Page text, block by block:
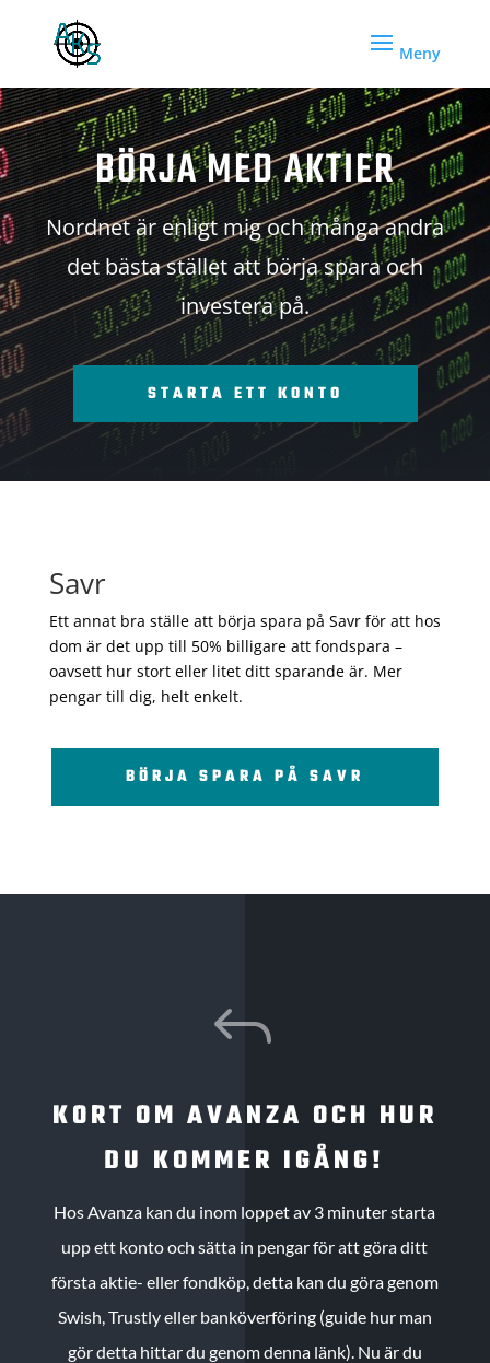
BÖRJA MED AKTIER
Nordnet är enligt mig och många andra
det bästa stället att börja spara och
investera på.
STARTA ETT KONTO
Savr
Ett annat bra ställe att börja spara på Savr för att hos
dom är det upp till 50% billigare att fondspara –
oavsett hur stort eller litet ditt sparande är. Mer
pengar till dig, helt enkelt.
BÖRJA SPARA PÅ SAVR
J
KORT OM AVANZA OCH HUR
DU KOMMER IGÅNG!
Hos Avanza kan du inom loppet av 3 minuter starta
upp ett konto och sätta in pengar för att göra ditt
första aktie- eller fondköp, detta kan du göra genom
Swish, Trustly eller banköverföring (guide hur man
gör detta hittar du genom denna länk). Nu är du